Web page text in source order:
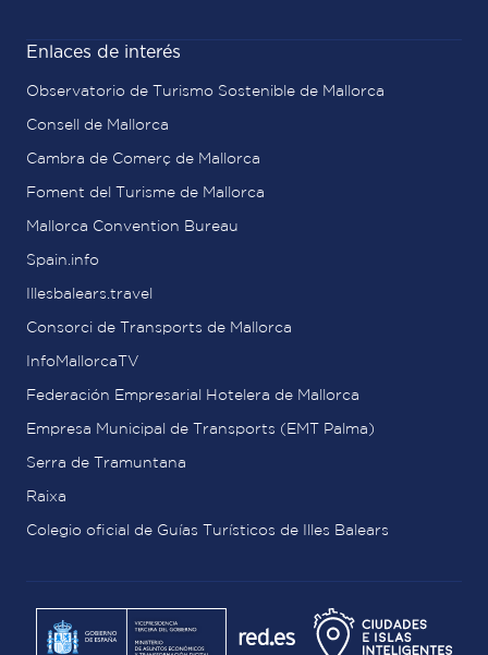
Enlaces de interés
Observatorio de Turismo Sostenible de Mallorca
Consell de Mallorca
Cambra de Comerç de Mallorca
Foment del Turisme de Mallorca
Mallorca Convention Bureau
Spain.info
Illesbalears.travel
Consorci de Transports de Mallorca
InfoMallorcaTV
Federación Empresarial Hotelera de Mallorca
Empresa Municipal de Transports (EMT Palma)
Serra de Tramuntana
Raixa
Colegio oficial de Guías Turísticos de Illes Balears